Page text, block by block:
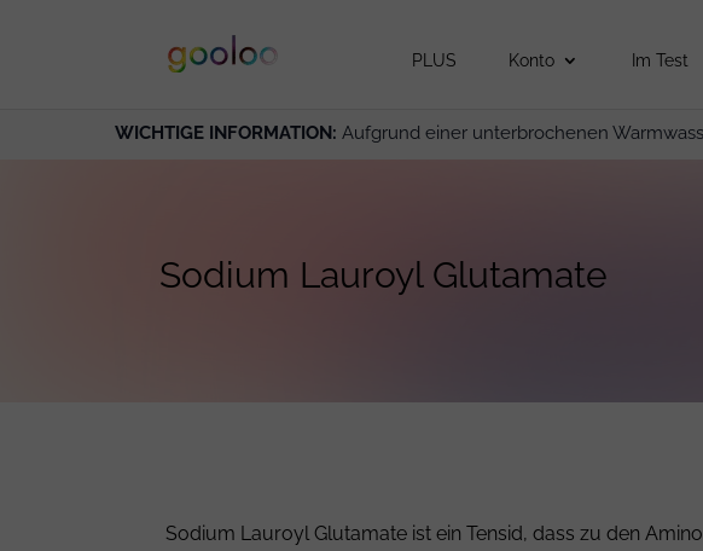
PLUS Konto Im Test
WICHTIGE INFORMATION: Aufgrund einer unterbrochenen
Sodium Lauroyl Glutamate
Sodium Lauroyl Glutamate ist ein Tensid, dass zu den